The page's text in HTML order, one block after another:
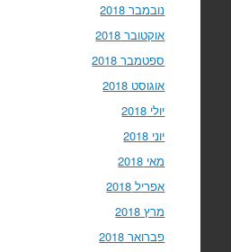
נובמבר 2018
אוקטובר 2018
ספטמבר 2018
אוגוסט 2018
יולי 2018
יוני 2018
מאי 2018
אפריל 2018
מרץ 2018
פברואר 2018